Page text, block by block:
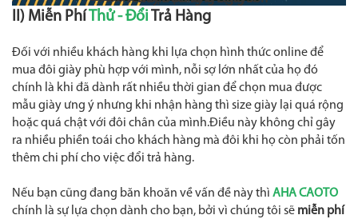
II) Miễn Phí Thử - Đổi Trả Hàng
Đối với nhiều khách hàng khi lựa chọn hình thức online để
mua đôi giày phù hợp với mình, nỗi sợ lớn nhất của họ đó
chính là khi đã dành rất nhiều thời gian để chọn mua được
mẫu giày ưng ý nhưng khi nhận hàng thì size giày lại quá rộng
hoặc quá chật với đôi chân của mình.Điều này không chỉ gây
ra nhiều phiền toái cho khách hàng mà đôi khi họ còn phải tốn
thêm chi phí cho việc đổi trả hàng.
Nếu bạn cũng đang băn khoăn về vấn đề này thì AHA CAOTO
chính là sự lựa chọn dành cho bạn, bởi vì chúng tôi sẽ miễn phí